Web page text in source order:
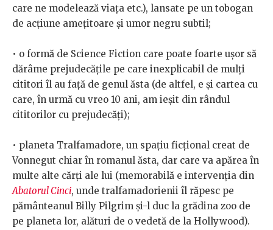
care ne modelează viața etc.), lansate pe un tobogan
de acțiune amețitoare și umor negru subtil;
• o formă de Science Fiction care poate foarte ușor să
dărâme prejudecățile pe care inexplicabil de mulți
cititori îl au față de genul ăsta (de altfel, e și cartea cu
care, în urmă cu vreo 10 ani, am ieșit din rândul
cititorilor cu prejudecăți);
• planeta Tralfamadore, un spațiu ficțional creat de
Vonnegut chiar în romanul ăsta, dar care va apărea în
multe alte cărți ale lui (memorabilă e intervenția din
Abatorul Cinci, unde tralfamadorienii îl răpesc pe
pământeanul Billy Pilgrim și-l duc la grădina zoo de
pe planeta lor, alături de o vedetă de la Hollywood).